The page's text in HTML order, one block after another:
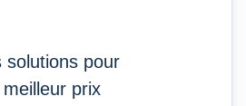
solutions pour
prix